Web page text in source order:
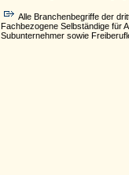
Alle Branchenbegriffe der
Fachbezogene Selbständige für
Subunternehmer sowie